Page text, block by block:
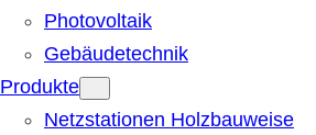
Photovoltaik
Gebäudetechnik
Produkte
Netzstationen Holzbauweise